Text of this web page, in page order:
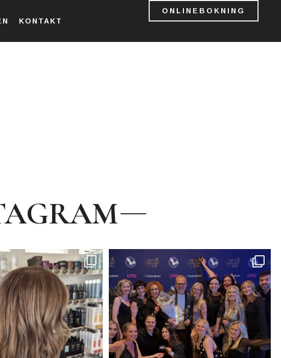
KONTAKT
ONLINEBOKNING
—>Brunett 💫✨✨
Claudia
...
41 2
VINNARE I ÅRETS ARBETSGIVARE 2026!⭐️🥂
...
282 50